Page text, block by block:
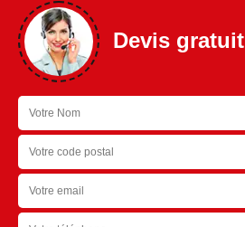
Devis gratuit